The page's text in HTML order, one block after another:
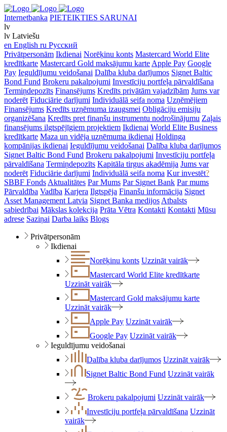
Internetbanka PIETEIKTIES SARUNAI
lv
lv Latviešu
en English ru Русский
Privātpersonām Ikdienai Norēķinu konts Mastercard World Elite
kredītkarte Mastercard Gold maksājumu karte Apple Pay Google
Pay Ieguldījumu veidošanai Dalība kluba darījumos Signet Baltic
Bond Fund Brokeru pakalpojumi Investīciju portfeļa pārvaldīšana
Termiņdepozīts Finansējums Kredīts privātām vajadzībām Jums var
noderēt Fiduciārie darījumi Individuālā seifa noma Uzņēmējiem
Finansējums Kredīts uzņēmuma izaugsmei Obligāciju emisiju
organizēšana Kredīts pret finanšu instrumentu nodrošinājumu Zaļais
finansējums ilgtspējīgiem projektiem Ikdienai World Elite Business
kredītkarte Maza un vidēja uzņēmuma ikdienai Holdinga
kompānijas ikdienai Ieguldījumu veidošanai Dalība kluba darījumos
Signet Baltic Bond Fund Brokeru pakalpojumi Investīciju portfeļa
pārvaldīšana Termiņdepozīts Kapitāla tirgus akadēmija Jums var
noderēt Fiduciārie darījumi Individuālā seifa noma Kur investēt?
SBBF Fonds Aktualitātes Par Mums Par Signet Bank Par mums
Pārvaldība Vadība Karjera Ilgtspēja Finanšu informācija Signet
Asset Management Latvia Signet Banka medijos Atbalsts
sabiedrībai Mākslas kolekcija Prāta Vētra Kontakti Kontakti Mūsu
adrese Saziņai Darba laiks Blogs
Privātpersonām
Ikdienai
Norēķinu konts Uzzināt vairāk
Mastercard World Elite kredītkarte
Uzzināt vairāk
Mastercard Gold maksājumu karte
Uzzināt vairāk
Apple Pay Uzzināt vairāk
Google Pay Uzzināt vairāk
Ieguldījumu veidošanai
Dalība kluba darījumos Uzzināt vairāk
Signet Baltic Bond Fund Uzzināt vairāk
Brokeru pakalpojumi Uzzināt vairāk
Investīciju portfeļa pārvaldīšana Uzzināt
vairāk